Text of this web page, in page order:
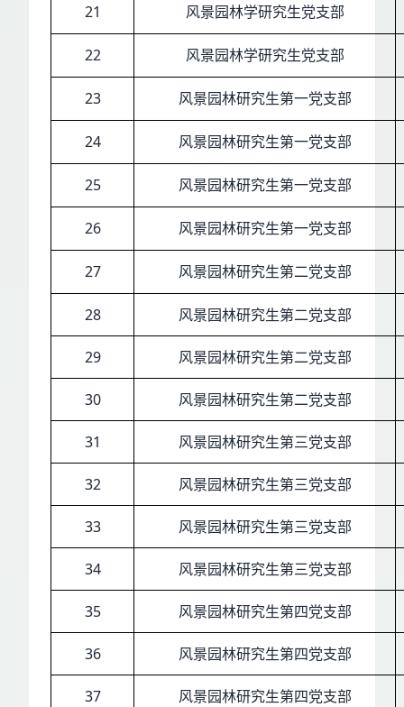
21 风景园林学研究生党支部
22 风景园林学研究生党支部
23 风景园林研究生第一党支部
24 风景园林研究生第一党支部
25 风景园林研究生第一党支部
26 风景园林研究生第一党支部
27 风景园林研究生第二党支部
28 风景园林研究生第二党支部
29 风景园林研究生第二党支部
30 风景园林研究生第二党支部
31 风景园林研究生第三党支部
32 风景园林研究生第三党支部
33 风景园林研究生第三党支部
34 风景园林研究生第三党支部
35 风景园林研究生第四党支部
36 风景园林研究生第四党支部
37 风景园林研究生第四党支部